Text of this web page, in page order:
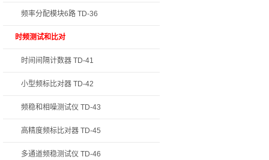
频率分配模块6路 TD-36
时频测试和比对
时间间隔计数器 TD-41
小型频标比对器 TD-42
频稳和相噪测试仪 TD-43
高精度频标比对器 TD-45
多通道频稳测试仪 TD-46